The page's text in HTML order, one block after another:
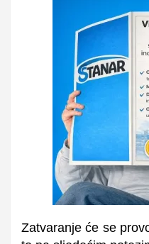
Zatvaranje će se